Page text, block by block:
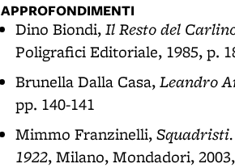
APPROFONDIMENTI
Dino Biondi,Il Resto del
Poligrafici Editoriale, 1985, p.
Brunella Dalla Casa,Leandro
pp. 140-141
Mimmo Franzinelli,
1922, Milano, Mondadori,